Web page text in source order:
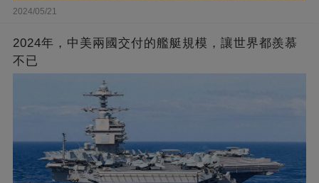
2024/05/21
2024年，中美兩國交付的艦艇規模，讓世界都羨慕
不已